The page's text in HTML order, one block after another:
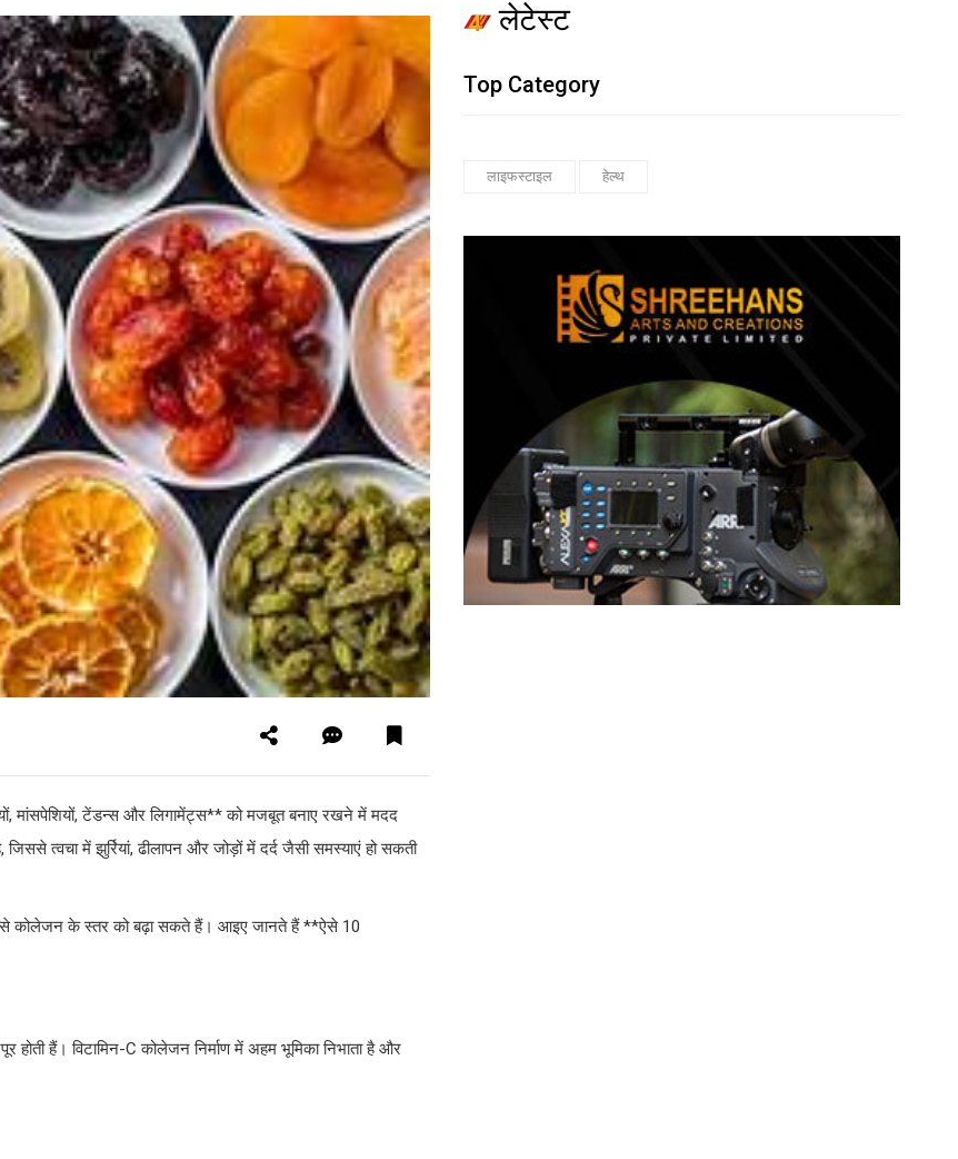
मांसपेशियों, टेंडन्स और लिगामेंट्स** को मजबूत बनाए रखने में मदद
त्वचा में झुर्रियां, ढीलापन और जोड़ों में दर्द जैसी समस्याएं हो सकती
से कोलेजन के स्तर को बढ़ा सकते हैं। आइए जानते हैं **ऐसे 10
हैं। विटामिन-C कोलेजन निर्माण में अहम भूमिका निभाता है और
लेटेस्ट
Top Category
लाइफस्टाइल हेल्थ